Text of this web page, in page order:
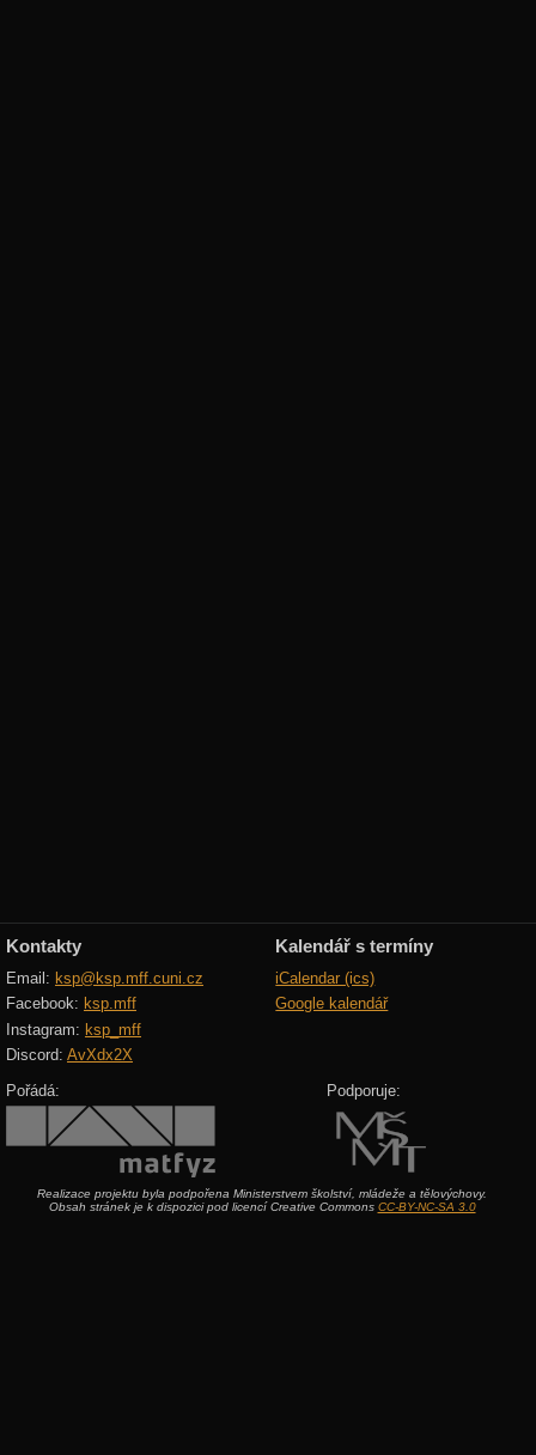
Kontakty
Email: ksp@ksp.mff.cuni.cz
Facebook: ksp.mff
Instagram: ksp_mff
Discord: AvXdx2X
Kalendář s termíny
iCalendar (ics)
Google kalendář
Pořádá: Podporuje:
Realizace projektu byla podpořena Ministerstvem školství, mládeže a tělovýchovy.
Obsah stránek je k dispozici pod licencí Creative Commons CC-BY-NC-SA 3.0